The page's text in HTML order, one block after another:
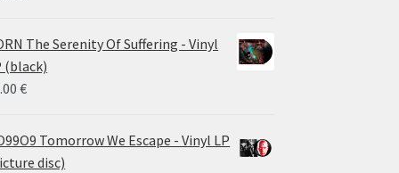
The Serenity Of Suffering - Vinyl
(black)
€
Tomorrow We Escape - Vinyl LP
disc)